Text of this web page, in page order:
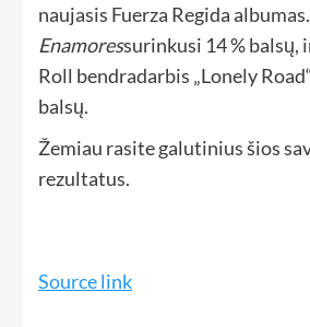
naujasis Fuerza Regida albumas.
Enamoressurinkusi 14 % balsų,
Roll bendradarbis „Lonely
balsų.
Žemiau rasite galutinius šios
rezultatus.
Source link